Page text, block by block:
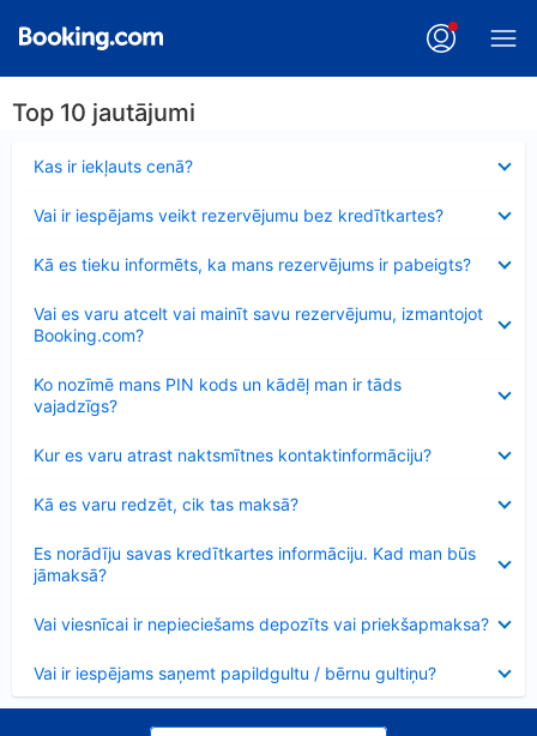
Top 10 jautājumi
Kas ir iekļauts cenā?
Vai ir iespējams veikt rezervējumu bez kredītkartes?
Kā es tieku informēts, ka mans rezervējums ir pabeigts?
Vai es varu atcelt vai mainīt savu rezervējumu, izmantojot
Booking.com?
Ko nozīmē mans PIN kods un kādēļ man ir tāds
vajadzīgs?
Kur es varu atrast naktsmītnes kontaktinformāciju?
Kā es varu redzēt, cik tas maksā?
Es norādīju savas kredītkartes informāciju. Kad man būs
jāmaksā?
Vai viesnīcai ir nepieciešams depozīts vai priekšapmaksa?
Vai ir iespējams saņemt papildgultu / bērnu gultiņu?